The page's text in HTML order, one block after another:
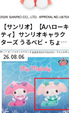
【サンリオ】【Aハローキ
ティ】サンリオキャラク
ターズ うるベビ・ちょい
デカドール
26.08.06